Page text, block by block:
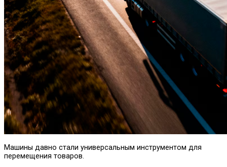
Машины давно стали универсальным инструментом для
перемещения товаров.